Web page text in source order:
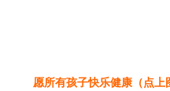
愿所有孩子快乐健康（点上